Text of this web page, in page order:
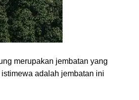
merupakan jembatan yang
adalah jembatan ini